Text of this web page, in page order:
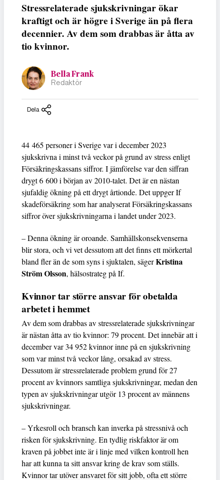
Stressrelaterade sjukskrivningar ökar
kraftigt och är högre i Sverige än på flera
decennier. Av dem som drabbas är åtta av
tio kvinnor.
Bella Frank
Redaktör
Dela
44 465 personer i Sverige var i december 2023
sjukskrivna i minst två veckor på grund av stress enligt
Försäkringskassans siffror. I jämförelse var den siffran
drygt 6 600 i början av 2010-talet. Det är en nästan
sjufaldig ökning på ett drygt årtionde. Det uppger If
skadeförsäkring som har analyserat Försäkringskassans
siffror över sjukskrivningarna i landet under 2023.
– Denna ökning är oroande. Samhällskonsekvenserna
blir stora, och vi vet dessutom att det finns ett mörkertal
bland fler än de som syns i sjuktalen, sägerKristina
Ström Olsson, hälsostrateg på If.
Kvinnor tar större ansvar för obetalda
arbetet i hemmet
Av dem som drabbas av stressrelaterade sjukskrivningar
är nästan åtta av tio kvinnor: 79 procent. Det innebär att i
december var 34 952 kvinnor inne på en sjukskrivning
som var minst två veckor lång, orsakad av stress.
Dessutom är stressrelaterade problem grund för 27
procent av kvinnors samtliga sjukskrivningar, medan den
typen av sjukskrivningar utgör 13 procent av männens
sjukskrivningar.
– Yrkesroll och bransch kan inverka på stressnivå och
risken för sjukskrivning. En tydlig riskfaktor är om
kraven på jobbet inte är i linje med vilken kontroll hen
har att kunna ta sitt ansvar kring de krav som ställs.
Kvinnor tar utöver ansvaret för sitt jobb, ofta ett större